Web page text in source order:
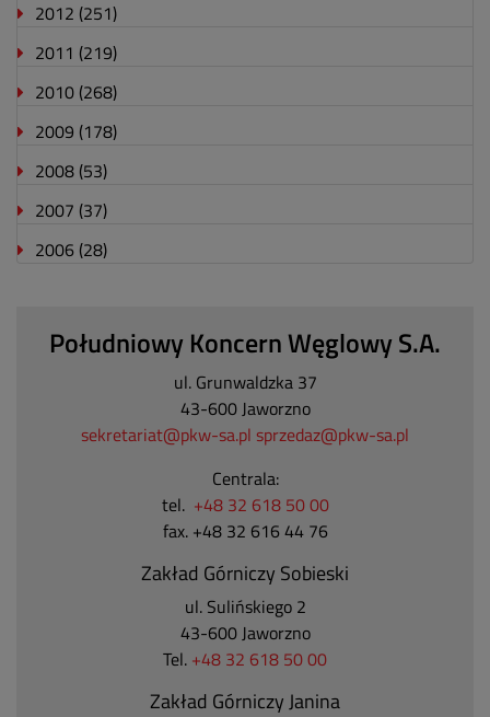
2012 (251)
2011 (219)
2010 (268)
2009 (178)
2008 (53)
2007 (37)
2006 (28)
Południowy Koncern Węglowy S.A.
ul. Grunwaldzka 37
43-600 Jaworzno
sekretariat@pkw-sa.pl sprzedaz@pkw-sa.pl
Centrala:
tel. +48 32 618 50 00
fax. +48 32 616 44 76
Zakład Górniczy Sobieski
ul. Sulińskiego 2
43-600 Jaworzno
Tel. +48 32 618 50 00
Zakład Górniczy Janina